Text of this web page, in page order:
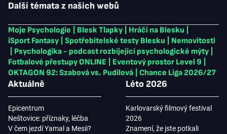
Další témata z našich webů
Moje Psychologie Blesk Tlapky Hráči na Blesku
iSport Fantasy
Spotřebitelské testy Blesku
Nemovitosti
Psychologika - podcast rozbíjející psychologické mýty
Fotbalové přestupy ONLINE
Eventový prostor Level 9
OKTAGON 92: Szabová vs. Pudilová
Chance Liga 2026/27
Aktuálně
Epicentrum
Neštovice: příznaky, léčba
V čem jezdí Yamal a Mesii?
Léto 2026
Karlovarský filmový festival
2026
Znamení, že jste potkali